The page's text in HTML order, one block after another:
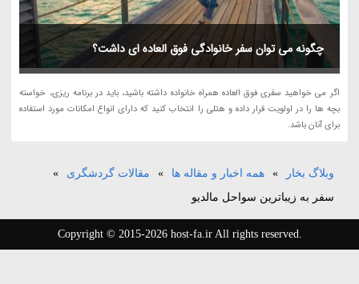
چگونه می توان سفر خانوادگی فوق العاده ای داشت؟
اگر می خواهید سفری فوق العاده همراه خانواده داشته باشید، باید در برنامه ریزی، خواسته
بچه ها را در اولویت قرار داده و هتلی را انتخاب کنید که دارای انواع امکانات مورد استفاده
برای آنان باشد.
وبلاگ بخار » همه اخبار و مقاله ها » مقالات گردشگری
»
سفر به زیباترین سواحل مالدیو
Copyright © 2015-2026 host-fa.ir All rights reserved.